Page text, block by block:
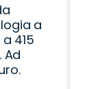
a
415
Ad